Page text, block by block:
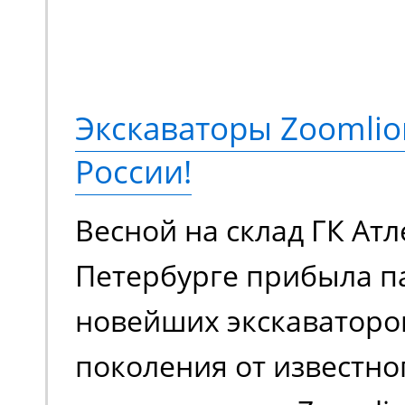
метров. Оснащается
аккумуляторной
в плане шумовой
загрязняет воздух
выхлопами.
для работы внутри и
Экскаваторы
России!
Весной на склад ГК
Петербурге прибыла
новейших
поколения от